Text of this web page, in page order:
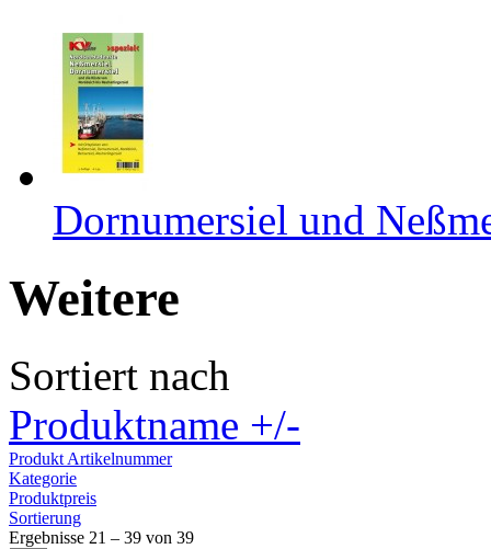
Dornumersiel und
Weitere
Sortiert nach
Produktname +/-
Produkt Artikelnummer
Kategorie
Produktpreis
Sortierung
Ergebnisse 21 – 39 von 39